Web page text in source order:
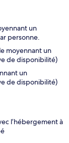
un
personne.
moyennant un
de disponibilité)
un
de disponibilité)
l’hébergement à